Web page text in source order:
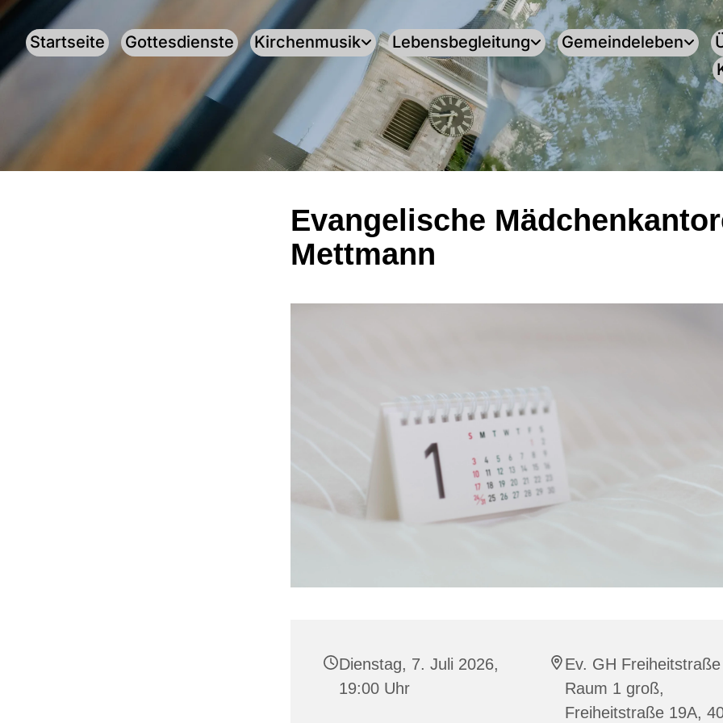
Startseite Gottesdienste Kirchenmusik Lebensbegleitung Gemeindeleben
Evangelische
Mettmann
Dienstag, 7. Juli 2026,
19:00 Uhr
Ev. GH Freiheitstraße
Raum 1 groß,
Freiheitstraße 19A,